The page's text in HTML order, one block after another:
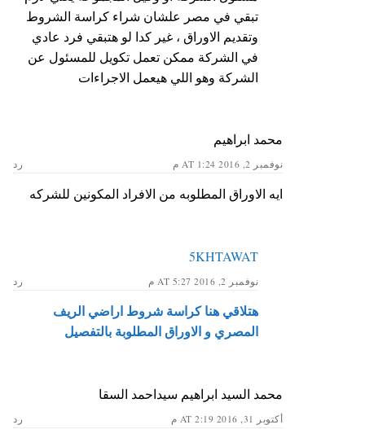
تبقي في مصر علشان شراء كراسة الشروط
وتقديم الاوراق ، غير كدا لو هتبقي فرد عادي
في الشركة ممكن تعمل تكويل للمسئول عن
الشركة وهو اللي هيعمل الاجراءات
محمد ابراهيم
نوفمبر 2, 2016 AT 1:24 م رد
ايه الاوراق المطلوبه من الافراد المكونين للشركه
5KHTAWAT
نوفمبر 2, 2016 AT 5:27 م رد
هتلاقي هنا كراسة شروط اراضي الريف
المصري و الاوراق المطلوبة بالتفصيل
محمد السيد ابراهيم سيداحمد السقا
أكتوبر 31, 2016 AT 2:19 م رد